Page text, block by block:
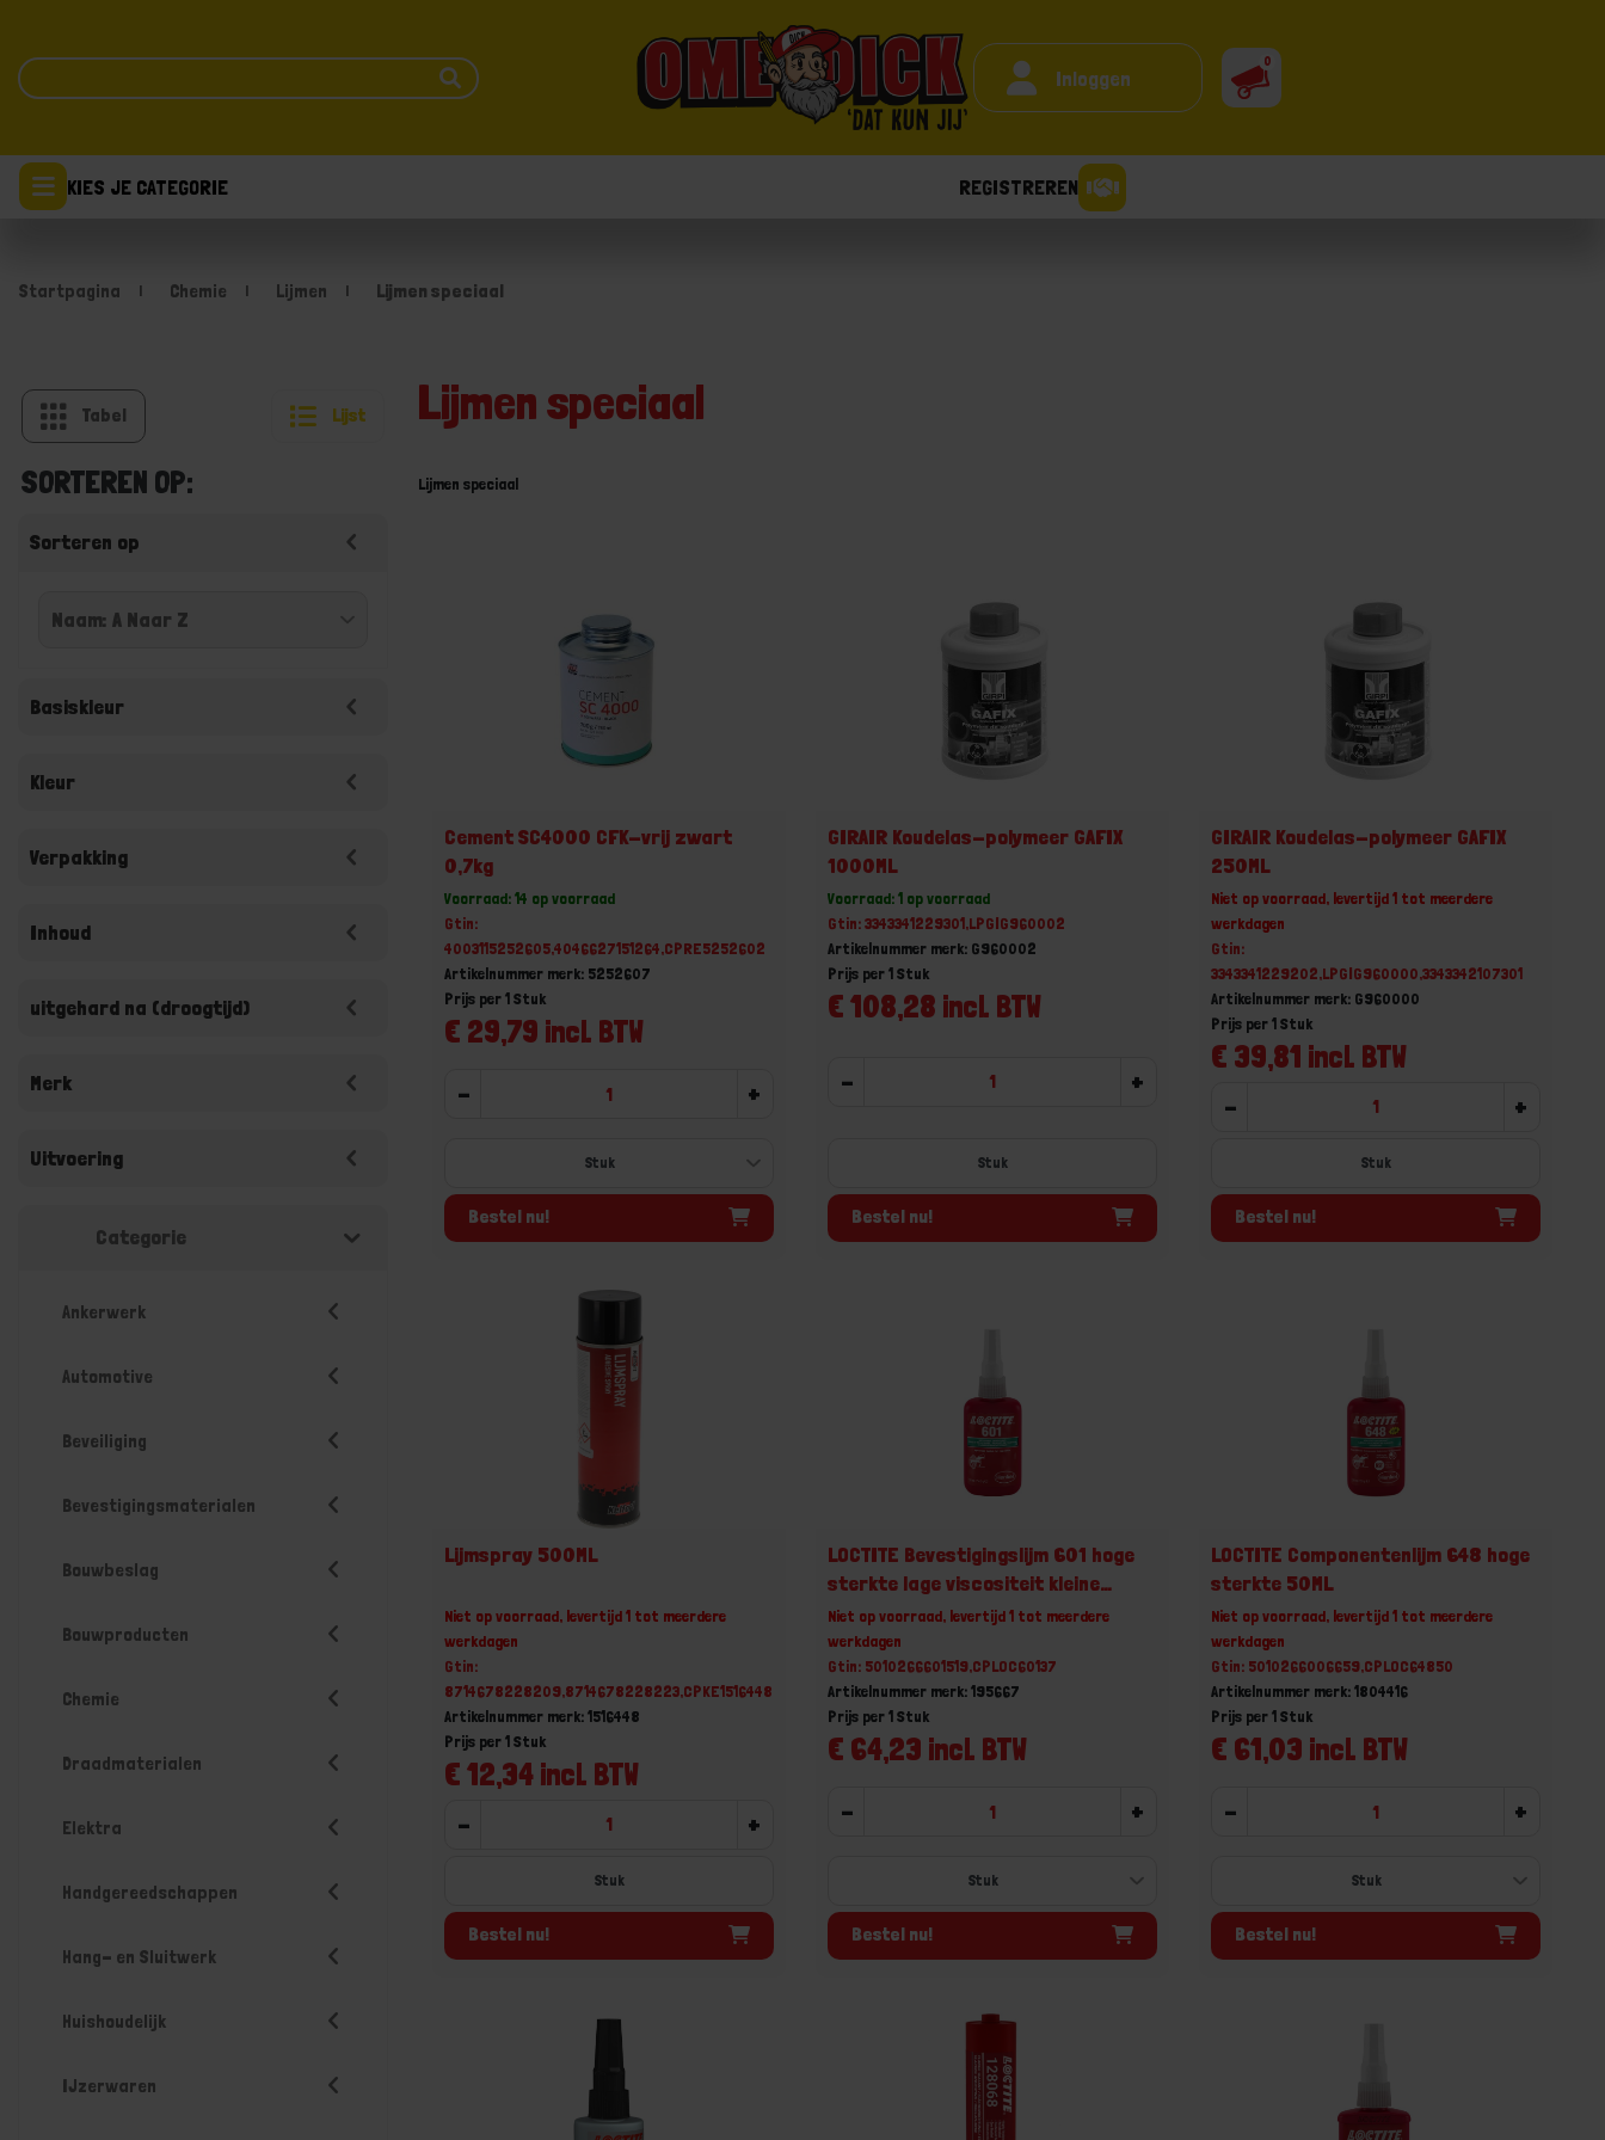
Inloggen
0
KIES JE CATEGORIE REGISTREREN
Startpagina Chemie Lijmen Lijmen speciaal
Tabel Lijst
SORTEREN OP:
Sorteren op
Basiskleur
Kleur
Verpakking
Inhoud
uitgehard na (droogtijd)
Merk
Uitvoering
Categorie
Ankerwerk
Automotive
Beveiliging
Bevestigingsmaterialen
Bouwbeslag
Bouwproducten
Chemie
Draadmaterialen
Elektra
Handgereedschappen
Hang- en Sluitwerk
Huishoudelijk
IJzerwaren
Lijmen speciaal
Lijmen speciaal
Cement SC4000 CFK-vrij zwart
0,7kg
Voorraad: 14 op voorraad
Gtin:
4003115252605,4046627151264,CPRE5252602
Artikelnummer merk: 5252607
€ 29,79 incl. BTW
Prijs per 1 Stuk
- +
Bestel nu!
GIRAIR Koudelas-polymeer GAFIX
1000ML
Voorraad: 1 op voorraad
Gtin: 3343341229301,LPGIG960002
Artikelnummer merk: G960002
€ 108,28 incl. BTW
Prijs per 1 Stuk
- +
Stuk
Bestel nu!
GIRAIR Koudelas-polymeer GAFIX
250ML
Niet op voorraad, levertijd 1 tot meerdere
werkdagen
Gtin:
3343341229202,LPGIG960000,3343342107301
Artikelnummer merk: G960000
€ 39,81 incl. BTW
Prijs per 1 Stuk
- +
Stuk
Bestel nu!
Lijmspray 500ML
Niet op voorraad, levertijd 1 tot meerdere
werkdagen
Gtin:
8714678228209,8714678228223,CPKE1516448
Artikelnummer merk: 1516448
€ 12,34 incl. BTW
Prijs per 1 Stuk
- +
Stuk
Bestel nu!
LOCTITE Bevestigingslijm 601 hoge
sterkte lage viscositeit kleine
spelingen 50ML
Niet op voorraad, levertijd 1 tot meerdere
werkdagen
Gtin: 5010266601519,CPLOC60137
Artikelnummer merk: 195667
€ 64,23 incl. BTW
Prijs per 1 Stuk
- +
Bestel nu!
LOCTITE Componentenlijm 648 hoge
sterkte 50ML
Niet op voorraad, levertijd 1 tot meerdere
werkdagen
Gtin: 5010266006659,CPLOC64850
Artikelnummer merk: 1804416
€ 61,03 incl. BTW
Prijs per 1 Stuk
- +
Bestel nu!